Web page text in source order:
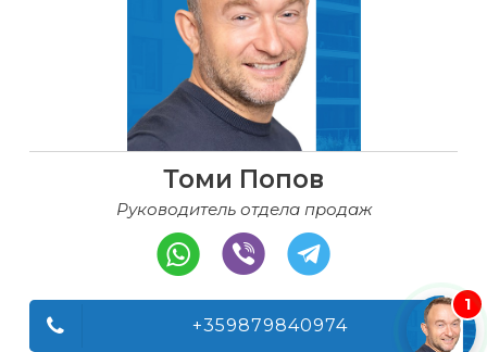
Томи Попов
Руководитель отдела продаж
+359879840974
1